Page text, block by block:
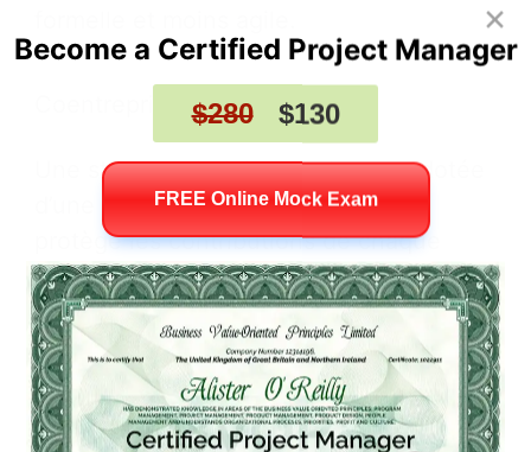
Une structure juridique autonome dotée
d’une gouvernance encadrée, qui
protège les contributions de chaque
associé mais génère des lourdeurs
décisionnelles et des besoins importants
de coordination.
Alliance contractuelle